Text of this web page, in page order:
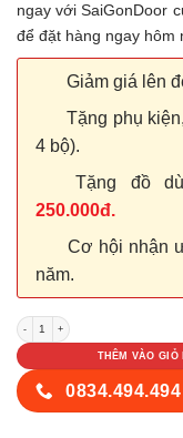
ngay với SaiGonDoor
để đặt hàng ngay hôm
Giảm giá lên
Tặng phụ
4 bộ).
Tặng đồ
250.000đ.
Cơ hội nhận
năm.
Cửa nhựa Composite SYA 330
THÊM VÀO GIỎ
0834.494.494